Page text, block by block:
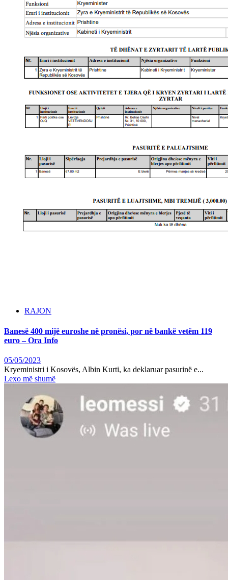
RAJON
Banesë 400 mijë euroshe në pronësi, por në bankë vetëm 119
euro – Ora Info
05/05/2023
Kryeministri i Kosovës, Albin Kurti, ka deklaruar pasurinë e...
Lexo më shumë